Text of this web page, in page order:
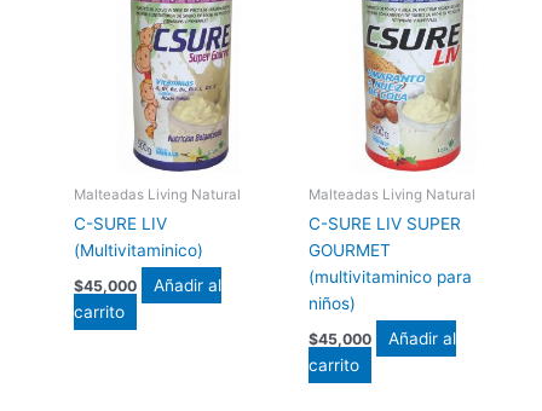
Malteadas Living Natural
C-SURE LIV
(Multivitaminico)
$45,000
Añadir al
carrito
Malteadas Living Natural
C-SURE LIV SUPER
GOURMET
(multivitaminico para
niños)
$45,000
Añadir al
carrito